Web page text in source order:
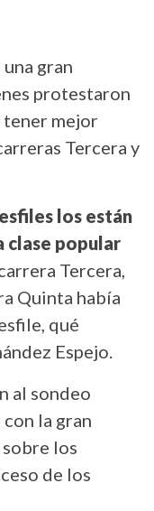
gran
protestaron
mejor
Tercera y
los están
clase popular
Tercera,
Quinta había
qué
Espejo.
al sondeo
la gran
los
de los